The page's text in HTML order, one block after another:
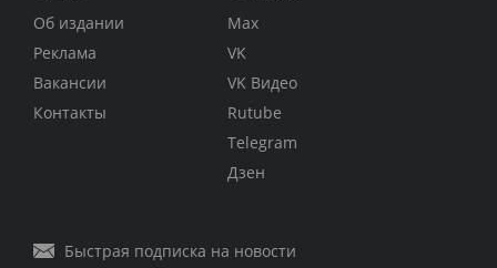
Об издании
Реклама
Вакансии
Контакты
Max
VK
VK Видео
Rutube
Telegram
Дзен
Быстрая подписка на новости